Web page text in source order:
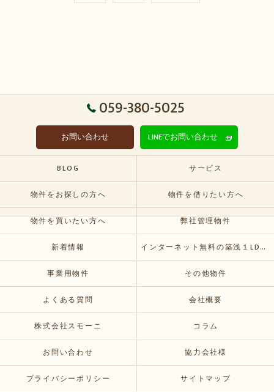
059-380-5025
お問い合わせ LINEでお問い合わせ
BLOG サービス
物件をお探しの方へ 物件を借りたい方へ
物件を買いたい方へ 弊社管理物件
新着情報 インターネット無料の築浅１LDKおすすめ賃貸物件が空いてきます
事業用物件 その他物件
よくある質問 会社概要
株式会社スモーニ コラム
お問い合わせ 協力会社様
プライバシーポリシー サイトマップ